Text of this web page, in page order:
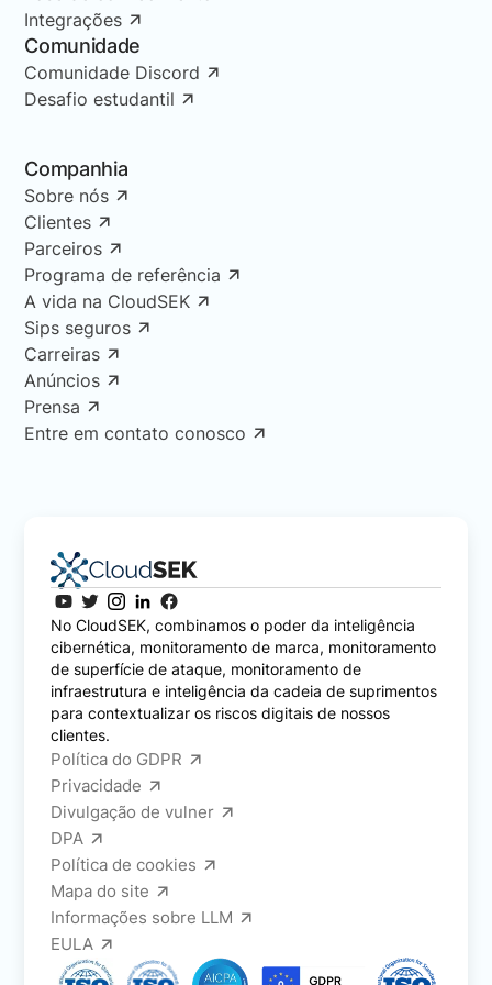
Integrações
Comunidade
Comunidade Discord
Desafio estudantil
Companhia
Sobre nós
Clientes
Parceiros
Programa de referência
A vida na CloudSEK
Sips seguros
Carreiras
Anúncios
Prensa
Entre em contato conosco
No CloudSEK, combinamos o poder da inteligência
cibernética, monitoramento de marca, monitoramento
de superfície de ataque, monitoramento de
infraestrutura e inteligência da cadeia de suprimentos
para contextualizar os riscos digitais de nossos
clientes.
Política do GDPR
Privacidade
Divulgação de vulner
DPA
Política de cookies
Mapa do site
Informações sobre LLM
EULA